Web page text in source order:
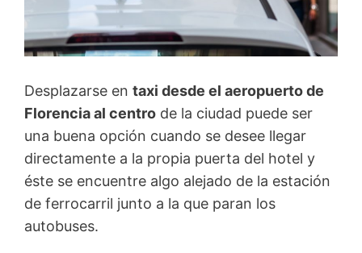
Desplazarse en taxi desde el aeropuerto de
Florencia al centro de la ciudad puede ser
una buena opción cuando se desee llegar
directamente a la propia puerta del hotel y
éste se encuentre algo alejado de la estación
de ferrocarril junto a la que paran los
autobuses.